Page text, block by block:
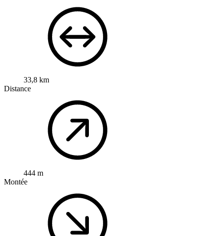
33,8 km
Distance
444 m
Montée